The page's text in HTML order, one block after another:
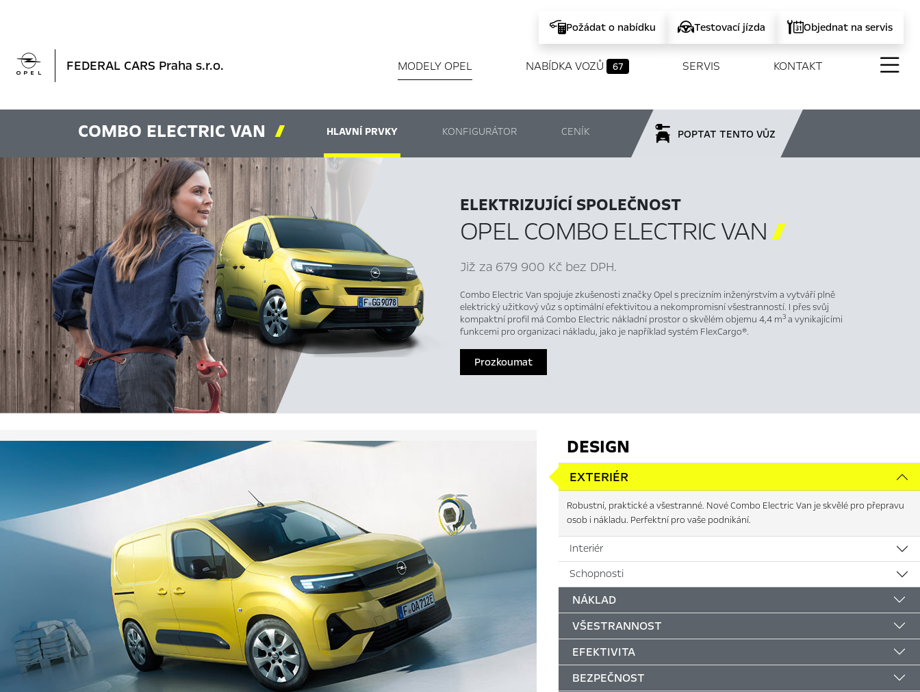
Požádat o nabídku Testovací jízda Objednat na servis
 FEDERAL CARS Praha s.r.o. MODELY OPEL NABÍDKA VOZŮ 67 SERVIS KONTAKT
COMBO ELECTRIC VAN  HLAVNÍ PRVKY KONFIGURÁTOR CENÍK POPTAT TENTO VŮZ
ELEKTRIZUJÍCÍ SPOLEČNOST
OPEL COMBO ELECTRIC VAN
Již za 679 900 Kč bez DPH.
Combo Electric Van spojuje zkušenosti značky Opel s precizním inženýrstvím a vytváří plně
elektrický užitkový vůz s optimální efektivitou a nekompromisní všestranností. I přes svůj
kompaktní profil má Combo Electric nákladní prostor o skvělém objemu 4,4 m3 a vynikajícími
funkcemi pro organizaci nákladu, jako je například systém FlexCargo®.
Prozkoumat
DESIGN
EXTERIÉR
Robustní, praktické a všestranné. Nové Combo Electric Van je skvělé pro přepravu
osob i nákladu. Perfektní pro vaše podnikání.
Interiér
Schopnosti
NÁKLAD
VŠESTRANNOST
EFEKTIVITA
BEZPEČNOST